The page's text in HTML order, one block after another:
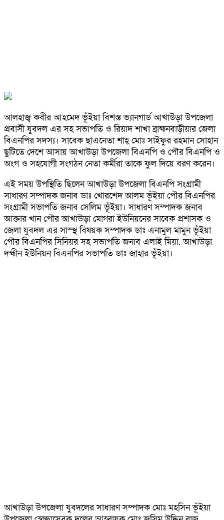
আলহাজ্ব কবীর আহমেদ ভূঁইয়া বিশস্ত ভ্যানগার্ড আখাউড়া উপজেলা
প্রবাসী যুবদল এর সহ সভাপতি ও রিয়াদ শাখা ব্রাহ্মনবাড়ীয়ার জেলা
বিএনপির সদস্য। সাবেক ছাএনেতা শাহ্ মোঃ সাইফুর রহমান সোহান
ছুটিতে দেশে আসায় আখাউড়া উপজেলা বিএনপি ও পৌর বিএনপি ও
অংগ ও সহযোগী সংগঠন নেতা কর্মীরা তাকে ফুল দিয়ে বরণ করেন।
এই সময় উপস্থিতি ছিলেন আখাউড়া উপজেলা বিএনপি সংগ্রামী
সাধারণ সম্পাদক জনাব ডাঃ খোরশেদ আলম ভূঁইয়া পৌর বিএনপির
সংগ্রামী সভাপতি জনাব সেলিম ভূঁইয়া। সাধারণ সম্পাদক জনাব
আক্তার খান পৌর আখাউড়া মোগরা ইউনিয়নের সাবেক প্রশাসক ও
জেলা যুবদল এর সাস্স্থ বিষয়ক সম্পাদক ডাঃ এনামুল মামুন ভূঁইয়া
পৌর বিএনপির সিনিয়র সহ সভাপতি জনাব এলাই মিয়া. আখাউড়া
দহ্মীন ইউনিয়ন বিএনপির সভাপতি ডাঃ জাহার ভূঁইয়া।
আখাউড়া উপজেলা যুবদলের সাধারণ সম্পাদক মোঃ মহসিন ভূঁইয়া